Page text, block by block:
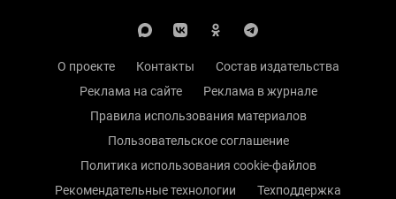
О проекте Контакты
Состав издательства
Реклама на сайте
Реклама в журнале
Правила использования материалов
Пользовательское соглашение
Политика использования cookie-файлов
Рекомендательные технологии
Техподдержка